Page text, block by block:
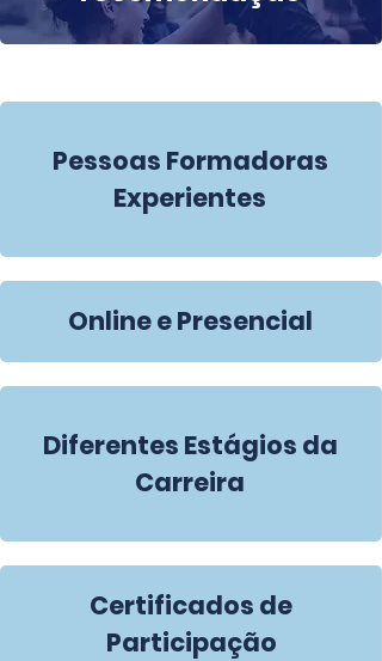
Pessoas Formadoras
Experientes
Online e Presencial
Diferentes Estágios da
Carreira
Certificados de
Participação